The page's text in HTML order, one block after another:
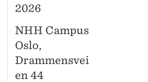
2026
NHH Campus
Oslo,
Drammensvei
en 44